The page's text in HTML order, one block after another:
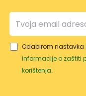
Odabirom nastavka
informacije o zaštiti
korištenja.